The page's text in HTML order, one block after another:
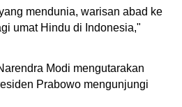
mendunia, warisan abad ke
umat Hindu di Indonesia,"
Modi mengutarakan
Prabowo mengunjungi